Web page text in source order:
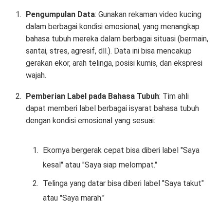
Pengumpulan Data: Gunakan rekaman video kucing
dalam berbagai kondisi emosional, yang menangkap
bahasa tubuh mereka dalam berbagai situasi (bermain,
santai, stres, agresif, dll.). Data ini bisa mencakup
gerakan ekor, arah telinga, posisi kumis, dan ekspresi
wajah.
Pemberian Label pada Bahasa Tubuh: Tim ahli
dapat memberi label berbagai isyarat bahasa tubuh
dengan kondisi emosional yang sesuai:
Ekornya bergerak cepat bisa diberi label "Saya
kesal" atau "Saya siap melompat."
Telinga yang datar bisa diberi label "Saya takut"
atau "Saya marah."